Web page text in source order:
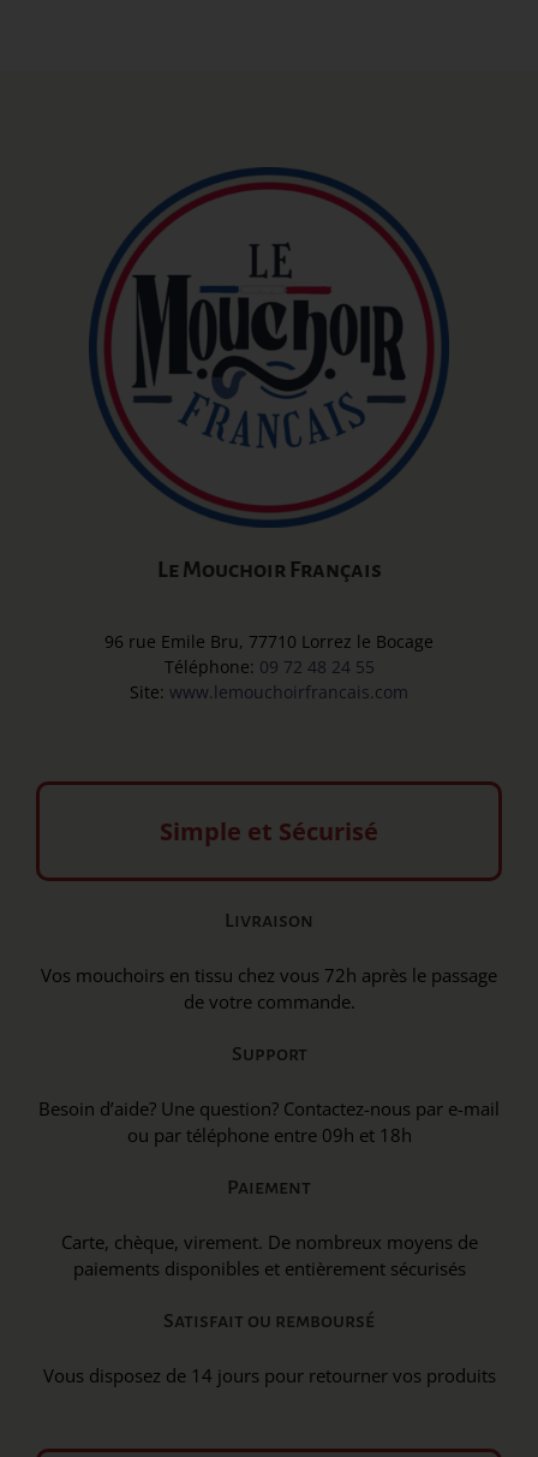
Le Mouchoir Français
96 rue Emile Bru, 77710 Lorrez le Bocage
Téléphone: 09 72 48 24 55
Site: www.lemouchoirfrancais.com
Simple et Sécurisé
Livraison
Vos mouchoirs en tissu chez vous 72h après le passage
de votre commande.
Support
Besoin d’aide? Une question? Contactez-nous par e-mail
ou par téléphone entre 09h et 18h
Paiement
Carte, chèque, virement. De nombreux moyens de
paiements disponibles et entièrement sécurisés
Satisfait ou remboursé
Vous disposez de 14 jours pour retourner vos produits